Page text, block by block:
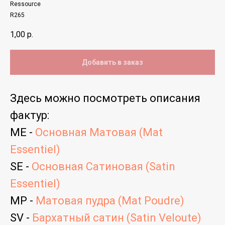
Ressource
R265
1,00 р.
Добавить в заказ
Здесь можно посмотреть описания
фактур:
ME - Основная Матовая (Mat
Essentiel)
SE - Основная Сатиновая (Satin
Essentiel)
MP - Матовая пудра (Mat Poudre)
SV - Бархатный сатин (Satin Veloute)